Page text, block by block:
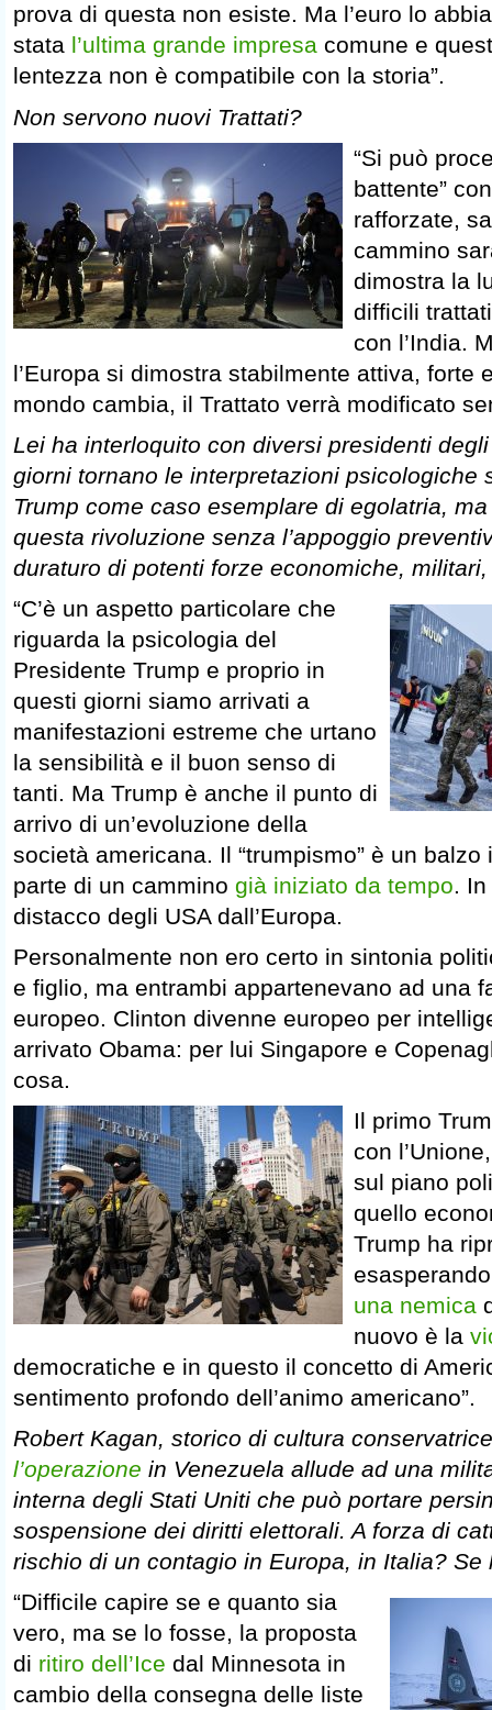
prova di questa non esiste. Ma l’euro lo
stata l’ultima grande impresa comune e
lentezza non è compatibile con la storia”.
Non servono nuovi Trattati?
“Si può
battente”
rafforzate,
cammino
dimostra la
difficili
con l’India.
l’Europa si dimostra stabilmente attiva, forte
mondo cambia, il Trattato verrà modificato
Lei ha interloquito con diversi presidenti
giorni tornano le interpretazioni psicologiche
Trump come caso esemplare di egolatria,
questa rivoluzione senza l’appoggio
duraturo di potenti forze economiche,
“C’è un aspetto particolare che
riguarda la psicologia del
Presidente Trump e proprio in
questi giorni siamo arrivati a
manifestazioni estreme che urtano
la sensibilità e il buon senso di
tanti. Ma Trump è anche il punto di
arrivo di un’evoluzione della
società americana. Il “trumpismo” è un
parte di un cammino già iniziato da tempo.
distacco degli USA dall’Europa.
Personalmente non ero certo in sintonia
e figlio, ma entrambi appartenevano ad una
europeo. Clinton divenne europeo per
arrivato Obama: per lui Singapore e
cosa.
Il primo
con
sul piano
quello
Trump ha
una nemica
nuovo è la
democratiche e in questo il concetto di
sentimento profondo dell’animo americano”.
Robert Kagan, storico di cultura
l’operazione in Venezuela allude ad una
interna degli Stati Uniti che può portare
sospensione dei diritti elettorali. A forza di
rischio di un contagio in Europa, in Italia?
“Difficile capire se e quanto sia
vero, ma se lo fosse, la proposta
di ritiro dell’Ice dal Minnesota in
cambio della consegna delle liste